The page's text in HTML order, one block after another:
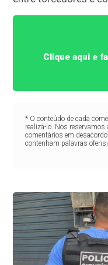
Clique aqui e
* O conteúdo de cada
realizá-lo. Nos
comentários em
contenham palavras